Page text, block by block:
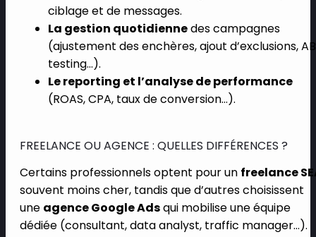
ciblage et de messages.
La gestion quotidiennedes campagnes
(ajustement des enchères, ajout d’exclusions, AB
testing…).
Le reporting et l’analyse de performance
(ROAS, CPA, taux de conversion…).
FREELANCE OU AGENCE : QUELLES DIFFÉRENCES ?
Certains professionnels optent pour un freelance
souvent moins cher, tandis que d’autres choisissent
une agence Google Adsqui mobilise une équipe
dédiée (consultant, data analyst, traffic manager…).